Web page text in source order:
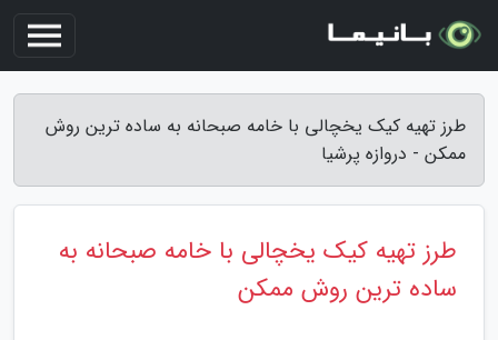
طرز تهیه کیک یخچالی با خامه صبحانه به ساده ترین روش
ممکن - دروازه پرشیا
طرز تهیه کیک یخچالی با خامه صبحانه به
ساده ترین روش ممکن